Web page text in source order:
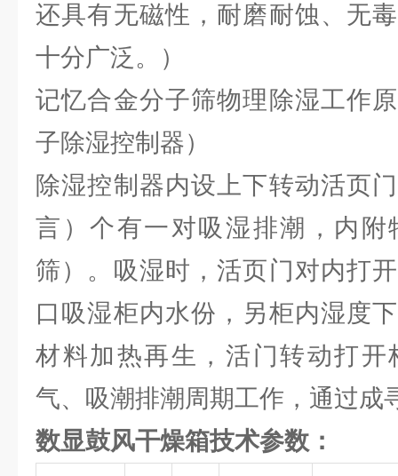
还具有无磁性，耐磨耐蚀、无
十分广泛。）
记忆合金分子筛物理除湿工作
子除湿控制器）
除湿控制器内设上下转动活页
言）个有一对吸湿排潮，内附
筛）。吸湿时，活页门对内打
口吸湿柜内水份，另柜内湿度
材料加热再生，活门转动打开
气、吸潮排潮周期工作，通过成
数显鼓风干燥箱技术参数：